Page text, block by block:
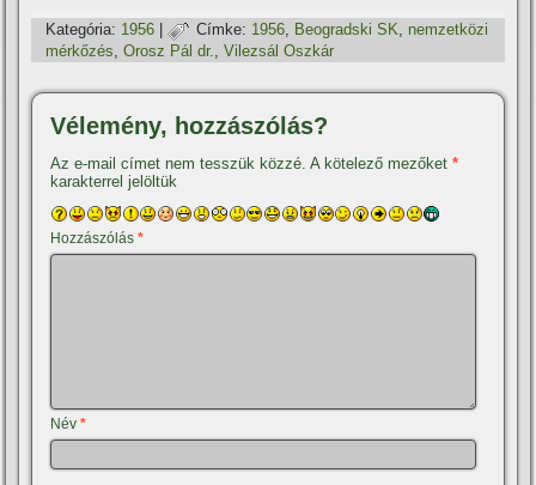
Kategória: 1956 | Címke: 1956, Beogradski SK, nemzetközi
mérkőzés ,Orosz Pál dr. ,Vilezsál Oszkár
Vélemény, hozzászólás?
Az e-mail címet nem tesszük közzé. A kötelező mezőket*
karakterrel jelöltük
Hozzászólás*
Név*